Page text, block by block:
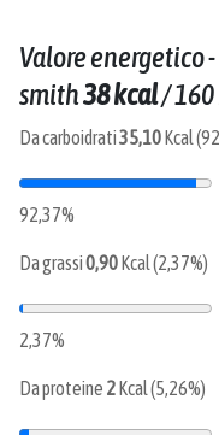
Valore energetico
smith38 kcal/
Da carboidrati35,10Kcal
92,37%
Da grassi0,90Kcal (2,37%)
2,37%
Da proteine 2Kcal (5,26%)